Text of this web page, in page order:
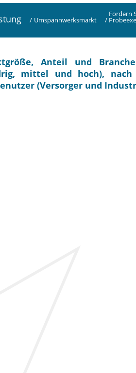
/ Umspannwerksmarkt /
Fordern
Anteil und
mittel und hoch), nach
(Versorger und